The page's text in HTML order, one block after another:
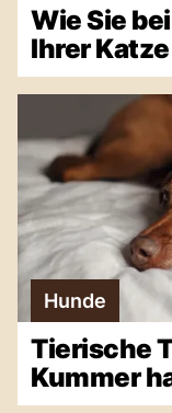
Wie Sie
Ihrer
Hunde
Tierische
Kummer